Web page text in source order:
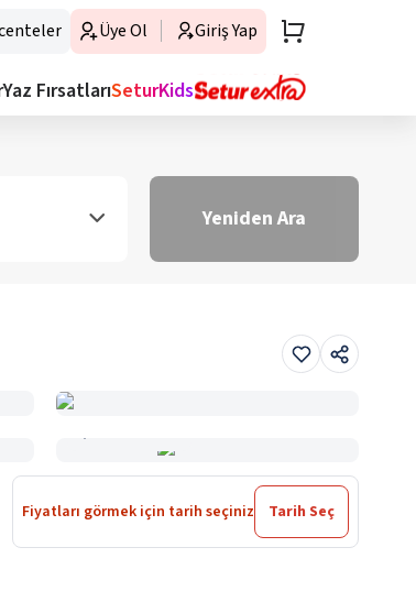
Üye Ol Giriş Yap
Yaz FırsatlarıSeturKids
Yeniden Ara
Fiyatları görmek için tarih seçiniz Tarih Seç